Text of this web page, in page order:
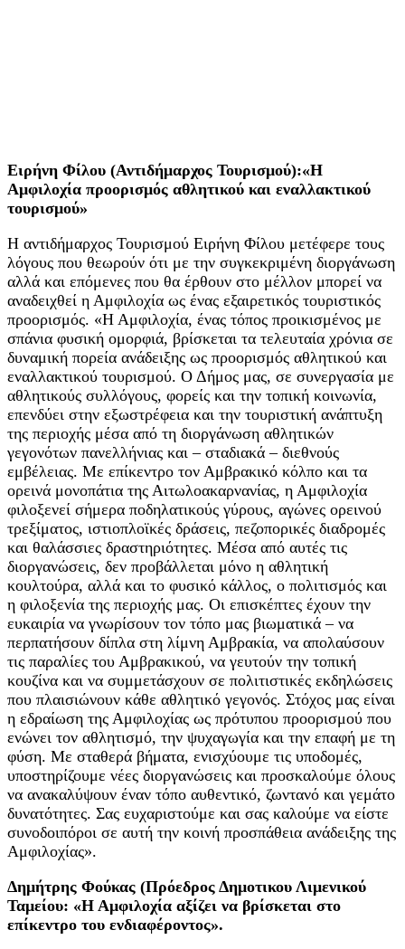
Ειρήνη Φίλου (Αντιδήμαρχος Τουρισμού):«Η
Αμφιλοχία προορισμός αθλητικού και εναλλακτικού
τουρισμού»
Η αντιδήμαρχος Τουρισμού Ειρήνη Φίλου μετέφερε τους
λόγους που θεωρούν ότι με την συγκεκριμένη διοργάνωση
αλλά και επόμενες που θα έρθουν στο μέλλον μπορεί να
αναδειχθεί η Αμφιλοχία ως ένας εξαιρετικός τουριστικός
προορισμός. «Η Αμφιλοχία, ένας τόπος προικισμένος με
σπάνια φυσική ομορφιά, βρίσκεται τα τελευταία χρόνια σε
δυναμική πορεία ανάδειξης ως προορισμός αθλητικού και
εναλλακτικού τουρισμού. Ο Δήμος μας, σε συνεργασία με
αθλητικούς συλλόγους, φορείς και την τοπική κοινωνία,
επενδύει στην εξωστρέφεια και την τουριστική ανάπτυξη
της περιοχής μέσα από τη διοργάνωση αθλητικών
γεγονότων πανελλήνιας και – σταδιακά – διεθνούς
εμβέλειας. Με επίκεντρο τον Αμβρακικό κόλπο και τα
ορεινά μονοπάτια της Αιτωλοακαρνανίας, η Αμφιλοχία
φιλοξενεί σήμερα ποδηλατικούς γύρους, αγώνες ορεινού
τρεξίματος, ιστιοπλοϊκές δράσεις, πεζοπορικές διαδρομές
και θαλάσσιες δραστηριότητες. Μέσα από αυτές τις
διοργανώσεις, δεν προβάλλεται μόνο η αθλητική
κουλτούρα, αλλά και το φυσικό κάλλος, ο πολιτισμός και
η φιλοξενία της περιοχής μας. Οι επισκέπτες έχουν την
ευκαιρία να γνωρίσουν τον τόπο μας βιωματικά – να
περπατήσουν δίπλα στη λίμνη Αμβρακία, να απολαύσουν
τις παραλίες του Αμβρακικού, να γευτούν την τοπική
κουζίνα και να συμμετάσχουν σε πολιτιστικές εκδηλώσεις
που πλαισιώνουν κάθε αθλητικό γεγονός. Στόχος μας είναι
η εδραίωση της Αμφιλοχίας ως πρότυπου προορισμού που
ενώνει τον αθλητισμό, την ψυχαγωγία και την επαφή με τη
φύση. Με σταθερά βήματα, ενισχύουμε τις υποδομές,
υποστηρίζουμε νέες διοργανώσεις και προσκαλούμε όλους
να ανακαλύψουν έναν τόπο αυθεντικό, ζωντανό και γεμάτο
δυνατότητες. Σας ευχαριστούμε και σας καλούμε να είστε
συνοδοιπόροι σε αυτή την κοινή προσπάθεια ανάδειξης της
Αμφιλοχίας».
Δημήτρης Φούκας (Πρόεδρος Δημοτικου Λιμενικού
Ταμείου: «Η Αμφιλοχία αξίζει να βρίσκεται στο
επίκεντρο του ενδιαφέροντος».